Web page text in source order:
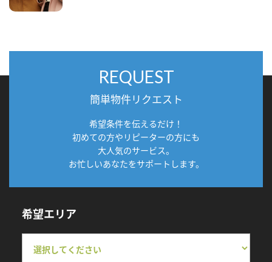
REQUEST
簡単物件リクエスト
希望条件を伝えるだけ！
初めての方やリピーターの方にも
大人気のサービス。
お忙しいあなたをサポートします。
希望エリア